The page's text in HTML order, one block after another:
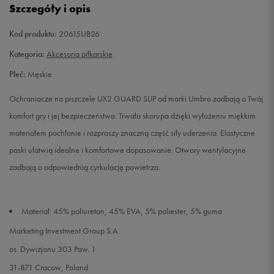
Szczegóły i opis
Kod produktu: 20615UB26
Kategoria: Akcesoria piłkarskie
Płeć: Męskie
Ochraniacze na piszczele UX2 GUARD SLIP od marki Umbro zadbają o Twój
komfort gry i jej bezpieczeństwo. Trwała skorupa dzięki wyłożeniu miękkim
materiałem pochłonie i rozproszy znaczną część siły uderzenia. Elastyczne
paski ułatwią idealne i komfortowe dopasowanie. Otwory wentylacyjne
zadbają o odpowiednią cyrkulację powietrza.
Materiał: 45% poliuretan, 45% EVA, 5% poliester, 5% guma
Marketing Investment Group S.A.
os. Dywizjonu 303 Paw. 1
31-871 Cracow, Poland